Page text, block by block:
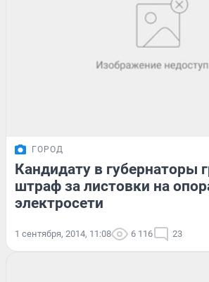
ГОРОД
Кандидату в губернаторы
штраф за листовки на
электросети
1 сентября, 2014, 11:08 6 116 23